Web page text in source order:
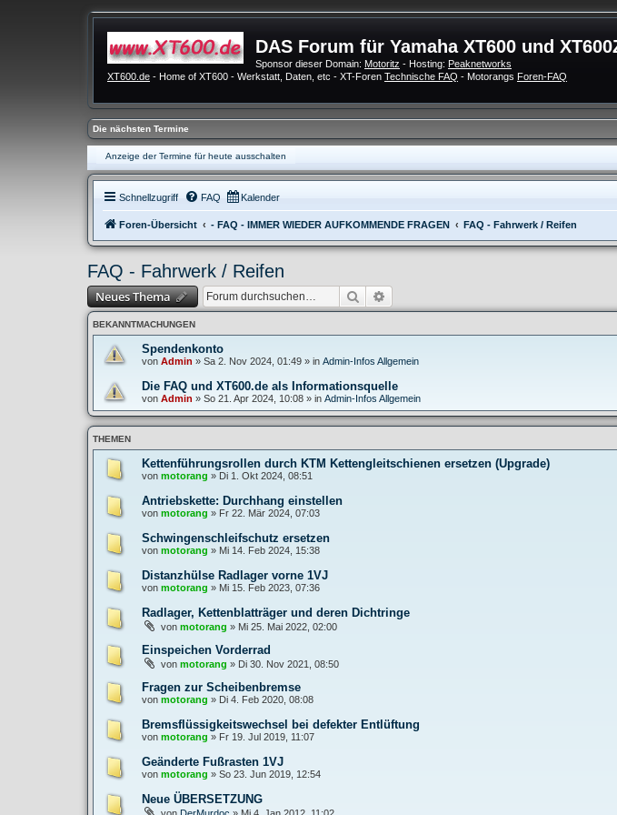
DAS Forum für Yamaha XT600 und
Sponsor dieser Domain: Motoritz - Hosting: Peaknetworks
XT600.de - Home of XT600 - Werkstatt, Daten, etc - XT-Foren Technische FAQ - Motorangs Foren-FAQ
Die nächsten Termine
Anzeige der Termine für heute ausschalten
Schnellzugriff FAQ Kalender
Foren-Übersicht - FAQ - IMMER WIEDER AUFKOMMENDE FRAGEN FAQ - Fahrwerk / Reifen
FAQ - Fahrwerk / Reifen
Neues Thema Suche
BEKANNTMACHUNGEN
Spendenkonto
von Admin » Sa 2. Nov 2024, 01:49 » in Admin-Infos Allgemein
Die FAQ und XT600.de als Informationsquelle
von Admin » So 21. Apr 2024, 10:08 » in Admin-Infos Allgemein
THEMEN
Kettenführungsrollen durch KTM Kettengleitschienen ersetzen (Upgrade)
von motorang » Di 1. Okt 2024, 08:51
Antriebskette: Durchhang einstellen
von motorang » Fr 22. Mär 2024, 07:03
Schwingenschleifschutz ersetzen
von motorang » Mi 14. Feb 2024, 15:38
Distanzhülse Radlager vorne 1VJ
von motorang » Mi 15. Feb 2023, 07:36
Radlager, Kettenblatträger und deren Dichtringe
von motorang » Mi 25. Mai 2022, 02:00
Einspeichen Vorderrad
von motorang » Di 30. Nov 2021, 08:50
Fragen zur Scheibenbremse
von motorang » Di 4. Feb 2020, 08:08
Bremsflüssigkeitswechsel bei defekter Entlüftung
von motorang » Fr 19. Jul 2019, 11:07
Geänderte Fußrasten 1VJ
von motorang » So 23. Jun 2019, 12:54
Neue ÜBERSETZUNG
von DerMurdoc » Mi 4. Jan 2012, 11:02